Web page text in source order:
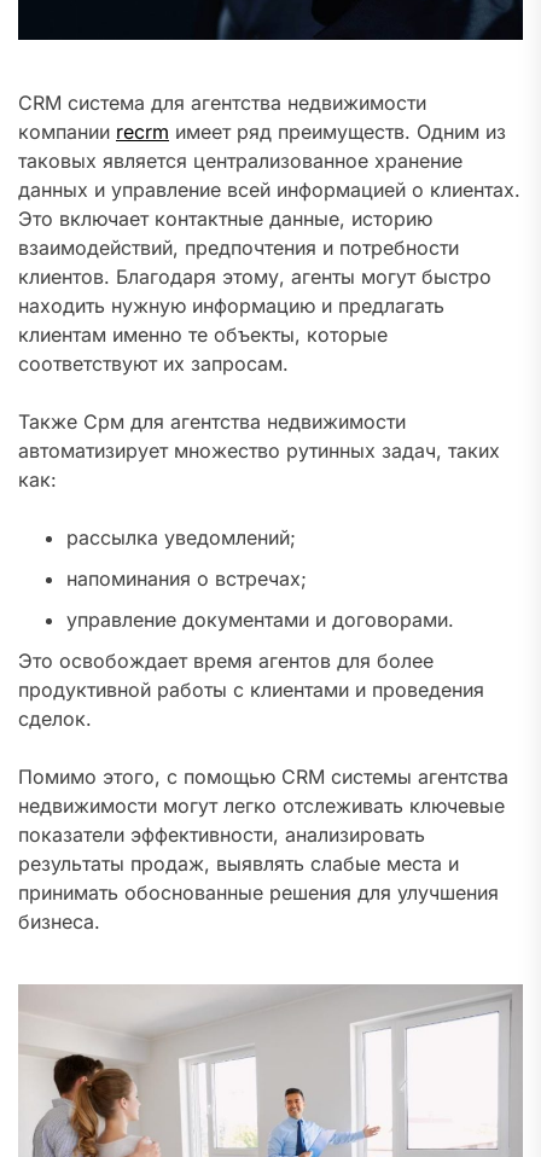
CRM система для агентства недвижимости
компании recrm имеет ряд преимуществ. Одним из
таковых является централизованное хранение
данных и управление всей информацией о клиентах.
Это включает контактные данные, историю
взаимодействий, предпочтения и потребности
клиентов. Благодаря этому, агенты могут быстро
находить нужную информацию и предлагать
клиентам именно те объекты, которые
соответствуют их запросам.
Также Срм для агентства недвижимости
автоматизирует множество рутинных задач, таких
как:
рассылка уведомлений;
напоминания о встречах;
управление документами и договорами.
Это освобождает время агентов для более
продуктивной работы с клиентами и проведения
сделок.
Помимо этого, с помощью CRM системы агентства
недвижимости могут легко отслеживать ключевые
показатели эффективности, анализировать
результаты продаж, выявлять слабые места и
принимать обоснованные решения для улучшения
бизнеса.